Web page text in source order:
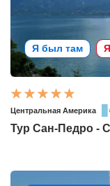
Я был там
Центральная Америка
Тур Сан-Педро -